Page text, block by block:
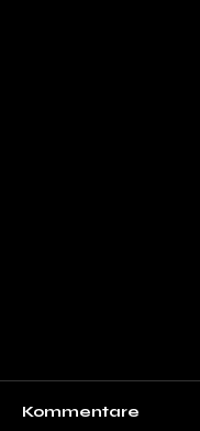
Kommentare